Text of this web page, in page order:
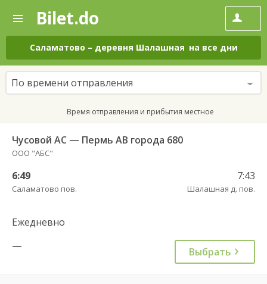
—
Поиск
и
покупка
билетов
на
автобус
онлайн
Bilet.do
Саламатово – деревня Шалашная на все дни
По времени отправления
Время отправления и прибытия местное
Чусовой АС — Пермь АВ города 680
ООО "АБС"
6:49
Саламатово пов.
7:43
Шалашная д. пов.
Ежедневно
—
Выбрать